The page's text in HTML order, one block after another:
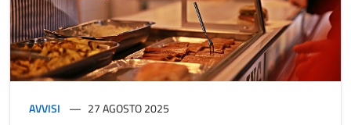
AVVISI 27 AGOSTO 2025